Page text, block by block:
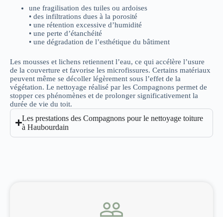
une fragilisation des tuiles ou ardoises
• des infiltrations dues à la porosité
• une rétention excessive d’humidité
• une perte d’étanchéité
• une dégradation de l’esthétique du bâtiment
Les mousses et lichens retiennent l’eau, ce qui accélère l’usure
de la couverture et favorise les microfissures. Certains matériaux
peuvent même se décoller légèrement sous l’effet de la
végétation. Le nettoyage réalisé par les Compagnons permet de
stopper ces phénomènes et de prolonger significativement la
durée de vie du toit.
Les prestations des Compagnons pour le nettoyage toiture
à Haubourdain